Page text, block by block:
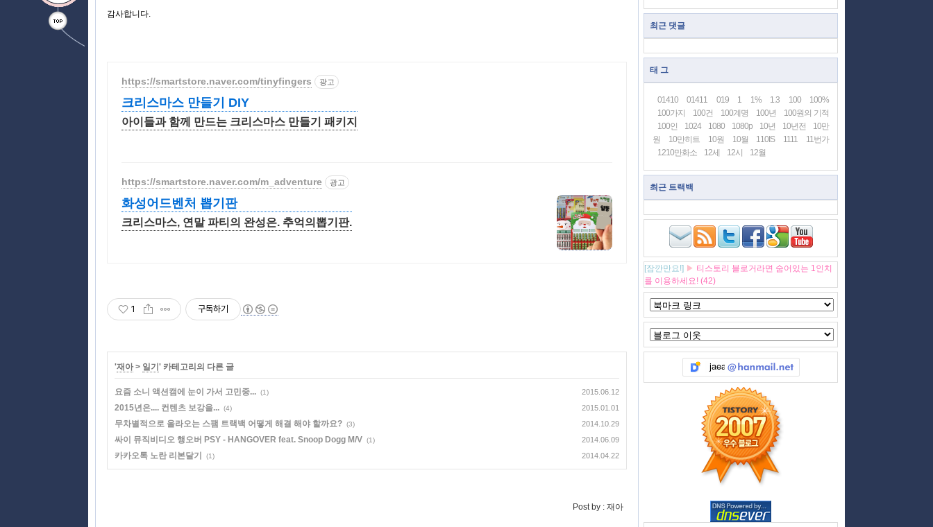
감사합니다.
https://smartstore.naver.com/tinyfingers 광고
크리스마스 만들기 DIY
아이들과 함께 만드는 크리스마스 만들기 패키지
https://smartstore.naver.com/m_adventure 광고
화성어드벤처 뽑기판
크리스마스, 연말 파티의 완성은. 추억의뽑기판.
1 구독하기
'재아> 일기 ' 카테고리의 다른 글
요즘 소니 액션캠에 눈이 가서 고민중... (1) 2015.06.12
2015년은.... 컨텐츠 보강을... (4) 2015.01.01
무차별적으로 올라오는 스팸 트랙백 어떻게 해결 해야 할까요? (3) 2014.10.29
싸이 뮤직비디오 행오버 PSY - HANGOVER feat. Snoop Dogg M/V (1) 2014.06.09
카카오톡 노란 리본달기 (1) 2014.04.22
Post by : 재아
최근 댓글
태 그
01410 01411 019 1 1% 1.3 100
100%
100가지
100건 100계명 100년
100원의 기적
100인
1024 1080 1080p 10년 10년전
10만
원
10만히트 10원 10월 110IS 1111
11번가
1210만화소
12세 12시 12월
최근 트랙백
[잠깐만요!] ▶ 티스토리 블로거라면 숨어있는 1인치
를 이용하세요! (42)